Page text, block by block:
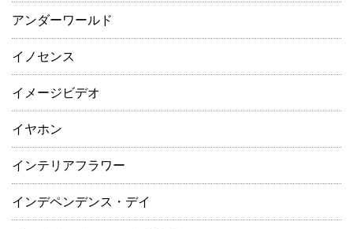
アンダーワールド
イノセンス
イメージビデオ
イヤホン
インテリアフラワー
インデペンデンス・デイ